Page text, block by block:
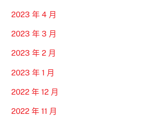
2023 年 4 月
2023 年 3 月
2023 年 2 月
2023 年 1 月
2022 年 12 月
2022 年 11 月